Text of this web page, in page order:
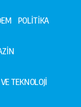
POLİTİKA
TEKNOLOJİ